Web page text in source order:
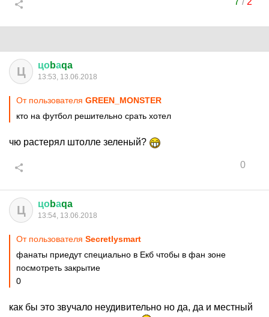
Ц цоbаqa
13:53, 13.06.2018
От пользователя GREEN_MONSTER
кто на футбол решительно срать хотел
чю растерял штолле зеленый?
0
Ц цоbаqa
13:54, 13.06.2018
От пользователя Secretlysmart
фанаты приедут специально в Екб чтобы в фан зоне
посмотреть закрытие
0
как бы это звучало неудивительно но да, да и местный